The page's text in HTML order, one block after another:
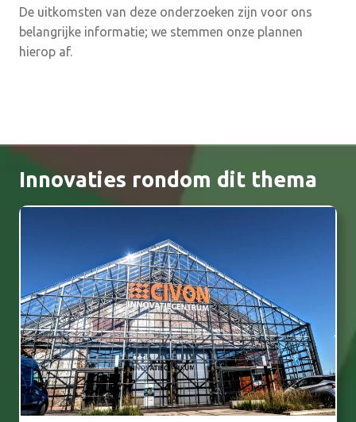
De uitkomsten van deze onderzoeken zijn voor ons
belangrijke informatie; we stemmen onze plannen
hierop af.
Innovaties rondom dit thema